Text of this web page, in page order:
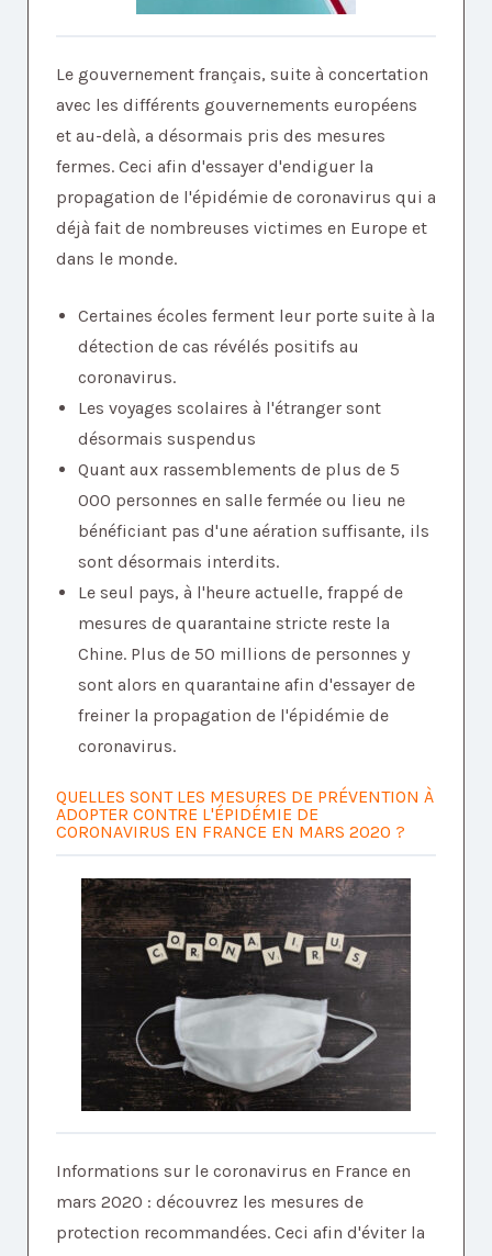
Le gouvernement français, suite à concertation
avec les différents gouvernements européens
et au-delà, a désormais pris des mesures
fermes. Ceci afin d'essayer d'endiguer la
propagation de l'épidémie de coronavirus qui a
déjà fait de nombreuses victimes en Europe et
dans le monde.
Certaines écoles ferment leur porte suite à la
détection de cas révélés positifs au
coronavirus.
Les voyages scolaires à l'étranger sont
désormais suspendus
Quant aux rassemblements de plus de 5
000 personnes en salle fermée ou lieu ne
bénéficiant pas d'une aération suffisante, ils
sont désormais interdits.
Le seul pays, à l'heure actuelle, frappé de
mesures de quarantaine stricte reste la
Chine. Plus de 50 millions de personnes y
sont alors en quarantaine afin d'essayer de
freiner la propagation de l'épidémie de
coronavirus.
QUELLES SONT LES MESURES DE PRÉVENTION À
ADOPTER CONTRE L'ÉPIDÉMIE DE
CORONAVIRUS EN FRANCE EN MARS 2020 ?
Informations sur le coronavirus en France en
mars 2020 : découvrez les mesures de
protection recommandées. Ceci afin d'éviter la